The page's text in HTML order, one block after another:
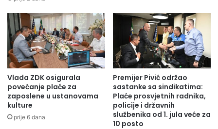
u
p
a
č
n
o
s
t
z
a
o
Vlada ZDK osigurala
povećanje plaće za
zaposlene u ustanovama
kulture
prije 6 dana
Premijer Pivić održao
sastanke sa sindikatima:
Plaće prosvjetnih radnika,
policije i državnih
službenika od 1. jula veće za
10 posto